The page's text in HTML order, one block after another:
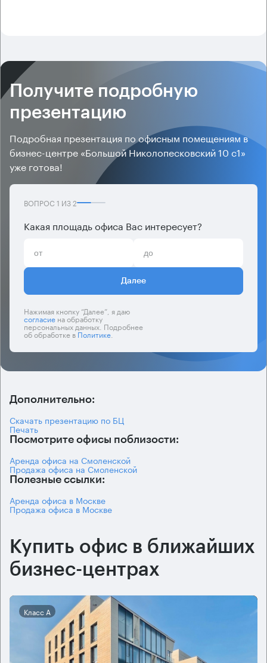
Получите подробную
презентацию
Подробная презентация по офисным помещениям в
бизнес-центре «Большой Николопесковский 10 с1»
уже готова!
ВОПРОС 1 ИЗ2
Какая площадь офиса Вас интересует?
Далее
Нажимая кнопку “Далее”, я даю
согласиена обработку
персональных данных. Подробнее
об обработке вПолитике.
Дополнительно:
Скачать презентацию по БЦ
Печать
Посмотрите офисы поблизости:
Аренда офиса на Смоленской
Продажа офиса на Смоленской
Полезные ссылки:
Аренда офиса в Москве
Продажа офиса в Москве
Купить офис в ближайших
бизнес-центрах
Класс А